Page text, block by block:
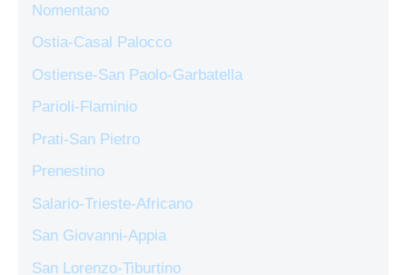
Nomentano
Ostia-Casal Palocco
Ostiense-San Paolo-Garbatella
Parioli-Flaminio
Prati-San Pietro
Prenestino
Salario-Trieste-Africano
San Giovanni-Appia
San Lorenzo-Tiburtino